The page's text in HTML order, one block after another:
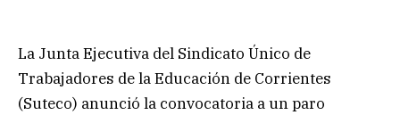
La Junta Ejecutiva del Sindicato Único de
Trabajadores de la Educación de Corrientes
(Suteco) anunció la convocatoria a un paro